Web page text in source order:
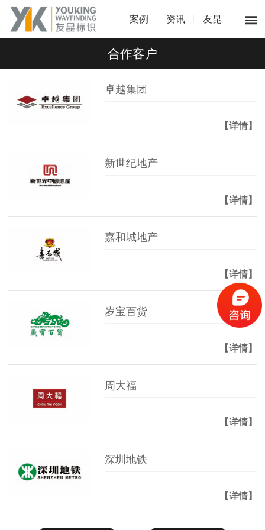
案例 资讯 友昆
合作客户
卓越集团
【详情】
新世纪地产
【详情】
嘉和城地产
【详情】
岁宝百货
【详情】
周大福
【详情】
深圳地铁
【详情】